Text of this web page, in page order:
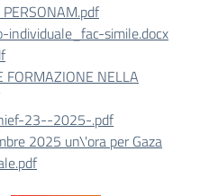
simile.docx
FORMAZIONE NELLA
23--2025-.pdf
2025 un\'ora per Gaza